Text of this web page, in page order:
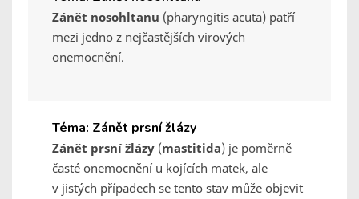
Zánět nosohltanu (pharyngitis acuta) patří
mezi jedno z nejčastějších virových
onemocnění.
Téma: Zánět prsní žlázy
Zánět prsní žlázy (mastitida) je poměrně
časté onemocnění u kojících matek, ale
v jistých případech se tento stav může objevit